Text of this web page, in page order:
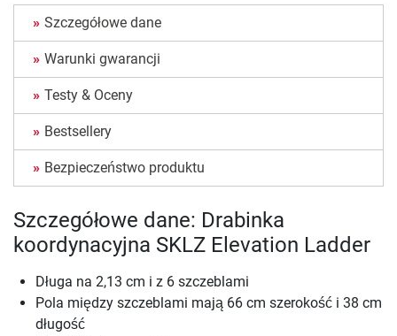
Szczegółowe dane
Warunki gwarancji
Testy & Oceny
Bestsellery
Bezpieczeństwo produktu
Szczegółowe dane: Drabinka
koordynacyjna SKLZ Elevation Ladder
Długa na 2,13 cm i z 6 szczeblami
Pola między szczeblami mają 66 cm szerokość i 38 cm
długość